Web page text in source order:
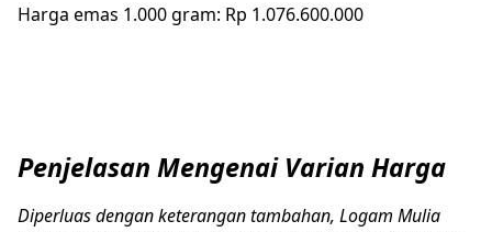
Harga emas 1.000 gram: Rp 1.076.600.000
Penjelasan Mengenai Varian Harga
Diperluas dengan keterangan tambahan, Logam Mulia